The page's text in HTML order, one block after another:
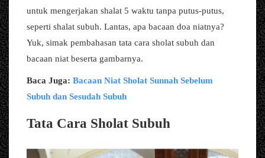
untuk mengerjakan shalat 5 waktu tanpa putus-putus,
seperti shalat subuh. Lantas, apa bacaan doa niatnya?
Yuk, simak pembahasan tata cara sholat subuh dan
bacaan niat beserta gambarnya.
Baca Juga: Bacaan Niat Sholat Sunnah Sebelum
Subuh dan Sesudah Subuh
Tata Cara Sholat Subuh